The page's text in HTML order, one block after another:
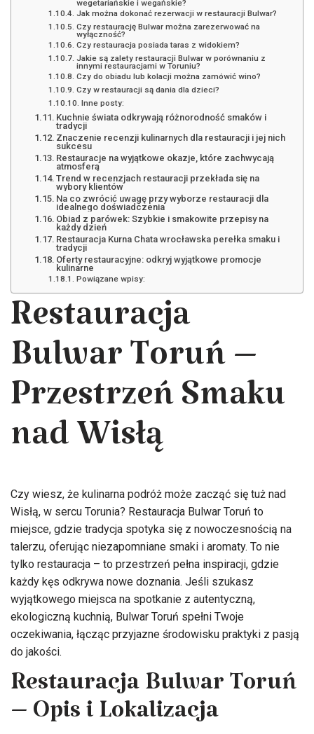
wegetariańskie i wegańskie?
Jak można dokonać rezerwacji w restauracji Bulwar?
Czy restaurację Bulwar można zarezerwować na
wyłączność?
Czy restauracja posiada taras z widokiem?
Jakie są zalety restauracji Bulwar w porównaniu z
innymi restauracjami w Toruniu?
Czy do obiadu lub kolacji można zamówić wino?
Czy w restauracji są dania dla dzieci?
Inne posty:
Kuchnie świata odkrywają różnorodność smaków i
tradycji
Znaczenie recenzji kulinarnych dla restauracji i jej nich
sukcesu
Restauracje na wyjątkowe okazje, które zachwycają
atmosferą
Trend w recenzjach restauracji przekłada się na
wybory klientów
Na co zwrócić uwagę przy wyborze restauracji dla
idealnego doświadczenia
Obiad z parówek: Szybkie i smakowite przepisy na
każdy dzień
Restauracja Kurna Chata wrocławska perełka smaku i
tradycji
Oferty restauracyjne: odkryj wyjątkowe promocje
kulinarne
Powiązane wpisy:
Restauracja
Bulwar Toruń –
Przestrzeń Smaku
nad Wisłą
Czy wiesz, że kulinarna podróż może zacząć się tuż nad
Wisłą, w sercu Torunia? Restauracja Bulwar Toruń to
miejsce, gdzie tradycja spotyka się z nowoczesnością na
talerzu, oferując niezapomniane smaki i aromaty. To nie
tylko restauracja – to przestrzeń pełna inspiracji, gdzie
każdy kęs odkrywa nowe doznania. Jeśli szukasz
wyjątkowego miejsca na spotkanie z autentyczną,
ekologiczną kuchnią, Bulwar Toruń spełni Twoje
oczekiwania, łącząc przyjazne środowisku praktyki z pasją
do jakości.
Restauracja Bulwar Toruń
– Opis i Lokalizacja